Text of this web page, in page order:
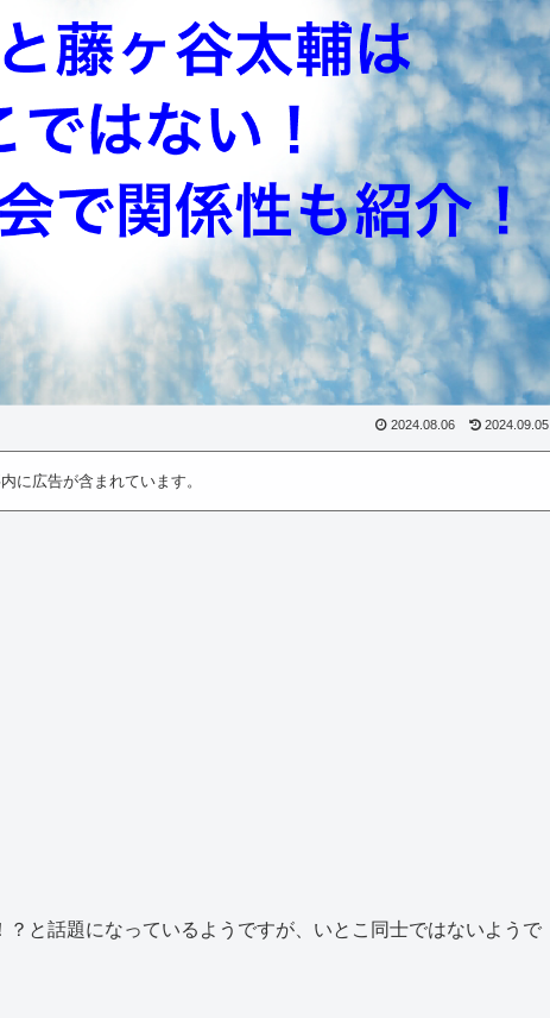
2024.08.06 2024.09.05
に広告が含まれています。
と話題になっているようですが、いとこ同士ではないようで